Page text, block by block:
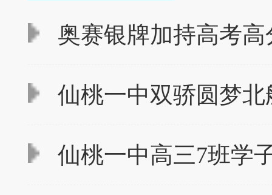
奥赛银牌加持高考高
仙桃一中双骄圆梦北
仙桃一中高三7班学